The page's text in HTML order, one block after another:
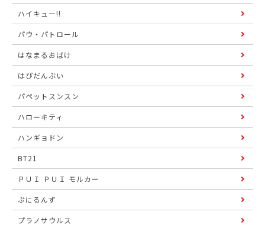
ハイキュー!!
パウ・パトロール
はなまるおばけ
はぴだんぶい
パペットスンスン
ハローキティ
ハンギョドン
BT21
ＰＵＩ ＰＵＩ モルカー
ぷにるんず
プラノサウルス